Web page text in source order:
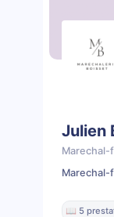
Julien
Marechal-
Marechal-
📖 5